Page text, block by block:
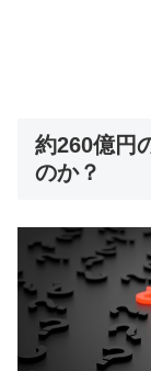
約260億円
のか？